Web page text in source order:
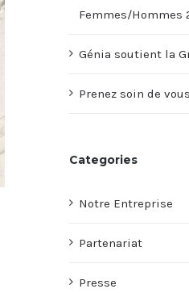
Femmes/Hommes
Génia soutient la
Prenez soin de vous
Categories
Notre Entreprise
Partenariat
Presse